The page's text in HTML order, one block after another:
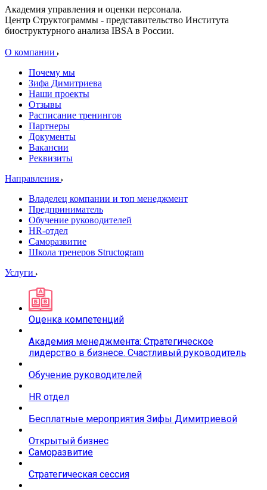
Академия управления и оценки персонала.
Центр Структограммы - представительство Института
биоструктурного анализа IBSA в России.
О компании
Почему мы
Зифа Димитриева
Наши проекты
Отзывы
Расписание тренингов
Партнеры
Документы
Вакансии
Реквизиты
Направления
Владелец компании и топ менеджмент
Предприниматель
Обучение руководителей
HR-отдел
Саморазвитие
Школа тренеров Structogram
Услуги
Оценка компетенций
Академия менеджмента: Стратегическое
лидерство в бизнесе. Счастливый руководитель
Обучение руководителей
HR отдел
Бесплатные мероприятия Зифы Димитриевой
Открытый бизнес
Саморазвитие
Стратегическая сессия